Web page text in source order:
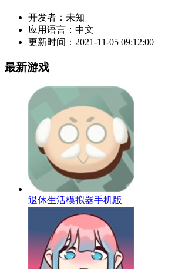
开发者： 未知
应用语言： 中文
更新时间： 2021-11-05 09:12:00
最新游戏
退休生活模拟器手机版